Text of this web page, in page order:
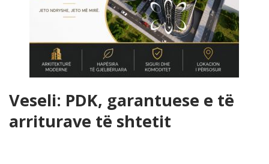
Veseli: PDK, garantuese e të
arriturave të shtetit